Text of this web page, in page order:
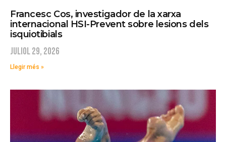
Francesc Cos, investigador de la xarxa
internacional HSI-Prevent sobre lesions dels
isquiotibials
juliol 29, 2026
Llegir més »